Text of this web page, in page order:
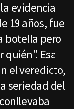
evidencia
19 años, fue
botella pero
quién". Esa
el veredicto,
seriedad del